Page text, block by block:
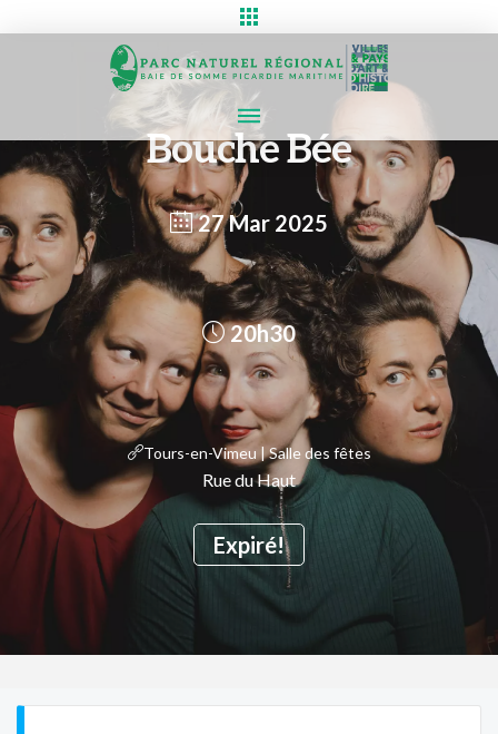
Bouche Bée
27 Mar 2025
Expiré!
20h30
Tours-en-Vimeu | Salle des fêtes
Rue du Haut